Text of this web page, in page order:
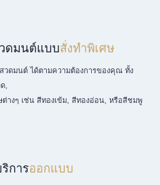
ดมนต์แบบสั่งทำพิเศษ
วดมนต์ ได้ตามความต้องการของคุณ ทั้ง
,
ต่างๆ เช่น สีทองเข้ม, สีทองอ่อน, หรือสีชมพู
การออกแบบ